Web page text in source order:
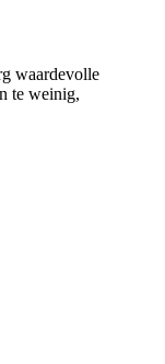
waardevolle
te weinig,